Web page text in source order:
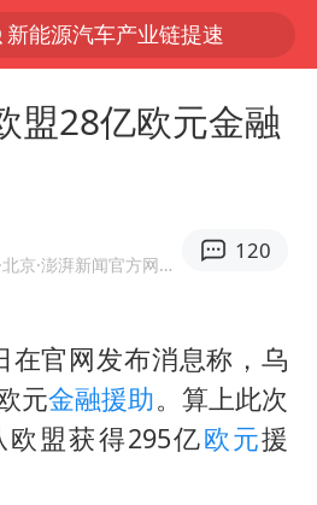
新能源汽车产业链提速
血指纹匹配成功，20年悬案告破！凶手被执行死刑
独闯南太行失联14天的女子已找到
大疆错失宇树
医疗垃圾做手机壳 这也是谋财害命
演员秦焰去世 曾出演《狂飙》
盟28亿欧元金融
北京 ·澎湃新闻官方网易号
120
在官网发布消息称，乌
元金融援助。算上此次
欧盟获得295亿欧元援